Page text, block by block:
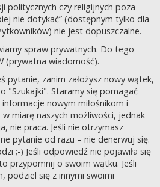
politycznych czy religijnych poza
nie dotykać” (dostępnym tylko dla
nie jest dopuszczalne.
spraw prywatnych. Do tego
(prywatna wiadomość).
pytanie, zanim założysz nowy wątek,
"Szukajki". Staramy się pomagać
nowym miłośnikom i
w miarę naszych możliwości, jednak
nie praca. Jeśli nie otrzymasz
pytanie od razu – nie denerwuj się.
;-) Jeśli odpowiedź nie pojawiła się
przypomnij o swoim wątku. Jeśli
podziel się z innymi swoimi